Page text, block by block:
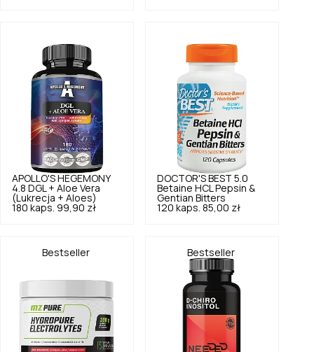
APOLLO'S HEGEMONY
4.8 DGL + Aloe Vera
(Lukrecja + Aloes)
180 kaps. 99,90 zł
DOCTOR'S BEST 5.0
Betaine HCL Pepsin &
Gentian Bitters
120 kaps. 85,00 zł
Bestseller Bestseller